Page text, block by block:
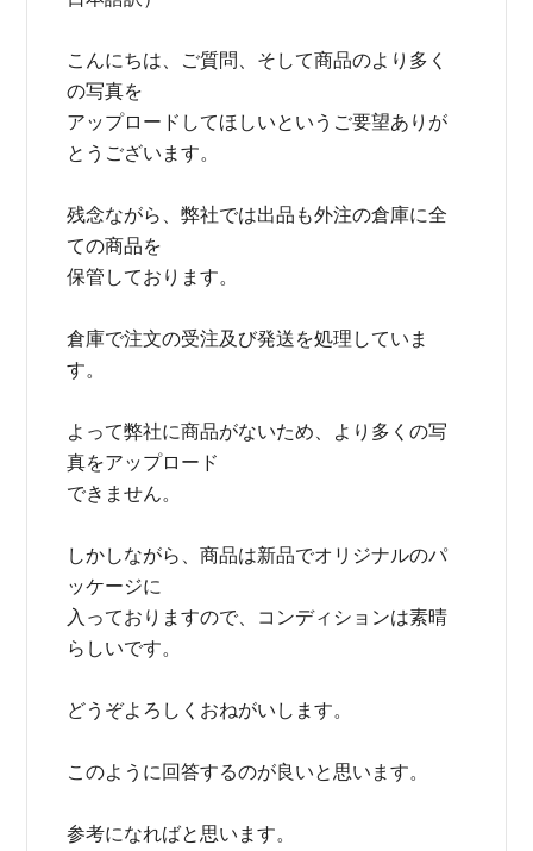
こんにちは、ご質問、そして商品のより多く
の写真を
アップロードしてほしいというご要望ありが
とうございます。
残念ながら、弊社では出品も外注の倉庫に全
ての商品を
保管しております。
倉庫で注文の受注及び発送を処理していま
す。
よって弊社に商品がないため、より多くの写
真をアップロード
できません。
しかしながら、商品は新品でオリジナルのパ
ッケージに
入っておりますので、コンディションは素晴
らしいです。
どうぞよろしくおねがいします。
このように回答するのが良いと思います。
参考になればと思います。